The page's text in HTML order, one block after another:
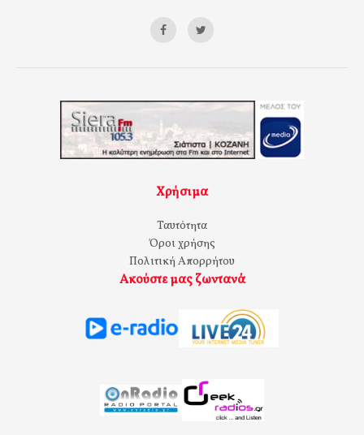
Χρήσιμα
Ταυτότητα
Όροι χρήσης
Πολιτική Απορρήτου
Ακούστε μας ζωντανά